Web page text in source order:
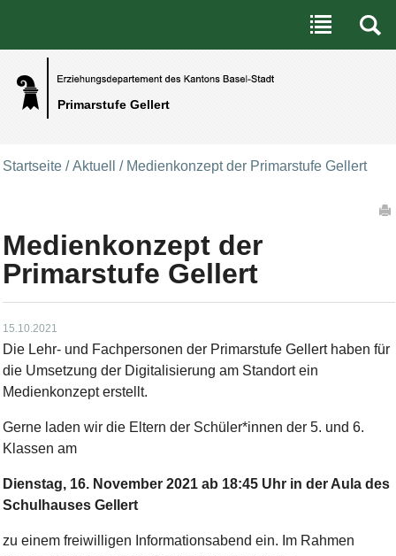
Primarstufe Gellert
Benutzerspezifische Werkzeuge
Direkt zum Inhalt|Direkt zur Navigation
Startseite /Aktuell / Medienkonzept der Primarstufe Gellert
Medienkonzept der
Primarstufe Gellert
15.10.2021
Die Lehr- und Fachpersonen der Primarstufe Gellert haben für
die Umsetzung der Digitalisierung am Standort ein
Medienkonzept erstellt.
Gerne laden wir die Eltern der Schüler*innen der 5. und 6.
Klassen am
Dienstag, 16. November 2021 ab 18:45 Uhr in der Aula des
Schulhauses Gellert
zu einem freiwilligen Informationsabend ein. Im Rahmen